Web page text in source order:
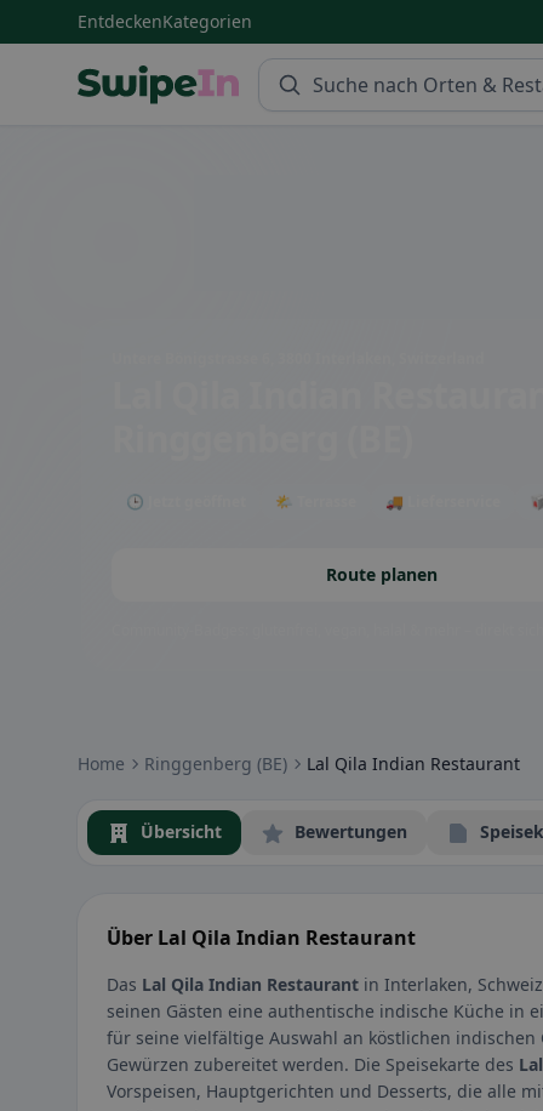
EntdeckenKategorien
🕒 Jetzt geöffnet 🌤 Terrasse 🚚 Lieferservice
Route planen
Home Ringgenberg (BE) Lal Qila Indian Restaurant
Übersicht Bewertungen
Über Lal Qila Indian Restaurant
Das Lal Qila Indian Restaurant in Interlaken,
seinen Gästen eine authentische indische Küche in
für seine vielfältige Auswahl an köstlichen
Gewürzen zubereitet werden. Die Speisekarte des
Vorspeisen, Hauptgerichten und Desserts, die alle